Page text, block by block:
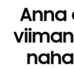
Anna